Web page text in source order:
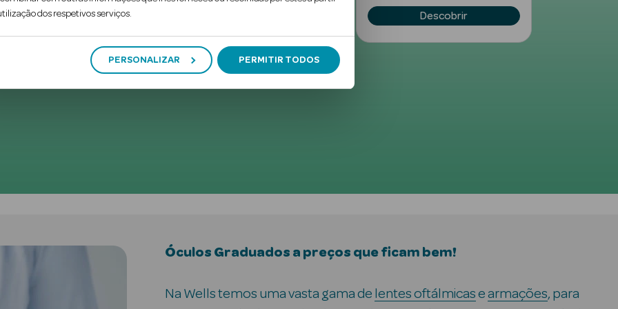
dos respetivos serviços.
PERSONALIZAR PERMITIR TODOS
Descobrir Descobrir
Óculos Graduados a preços que ficam bem!
Na Wells temos uma vasta gama de lentes oftálmicas e armações, para